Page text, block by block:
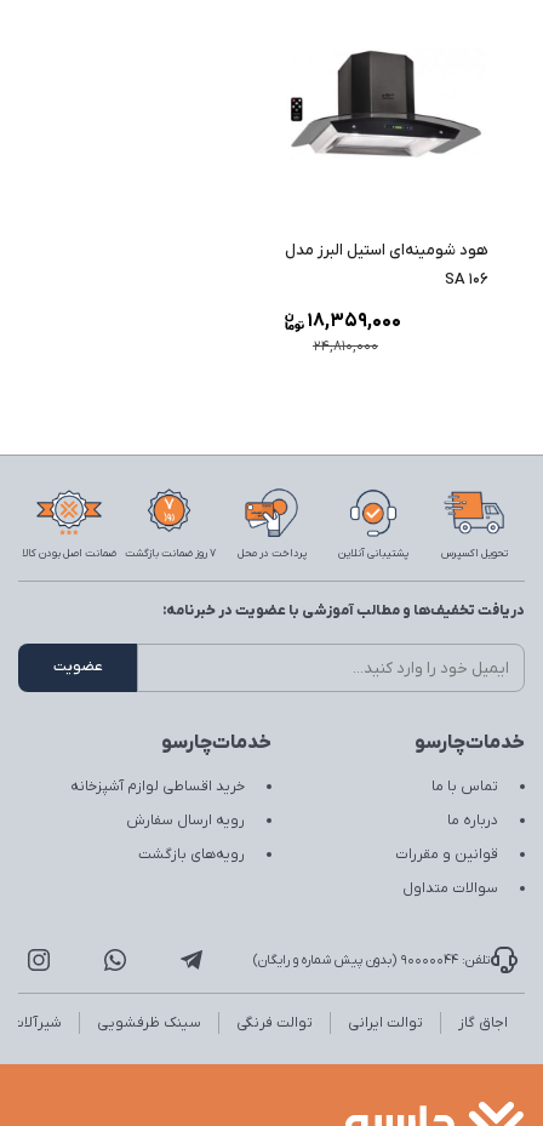
هود شومینه‌ای استیل البرز مدل
SA 106
24,810,000
18,359,000
تحویل اکسپرس پشتیبانی آنلاین پرداخت در محل 7 روز ضمانت بازگشت ضمانت اصل بودن کالا
خدمات‌چارسو
تماس با ما
درباره ما
قوانین و مقررات
سوالات متداول
خدمات‌چارسو
خرید اقساطی لوازم آشپزخانه
رویه ارسال سفارش
رویه‌های بازگشت
دریافت تخفیف‌ها و مطالب آموزشی با عضویت در خبرنامه:
تلفن: 90000044 (بدون پیش شماره و رایگان)
اجاق گاز توالت ایرانی توالت فرنگی سینک ظرفشویی شیرآلات